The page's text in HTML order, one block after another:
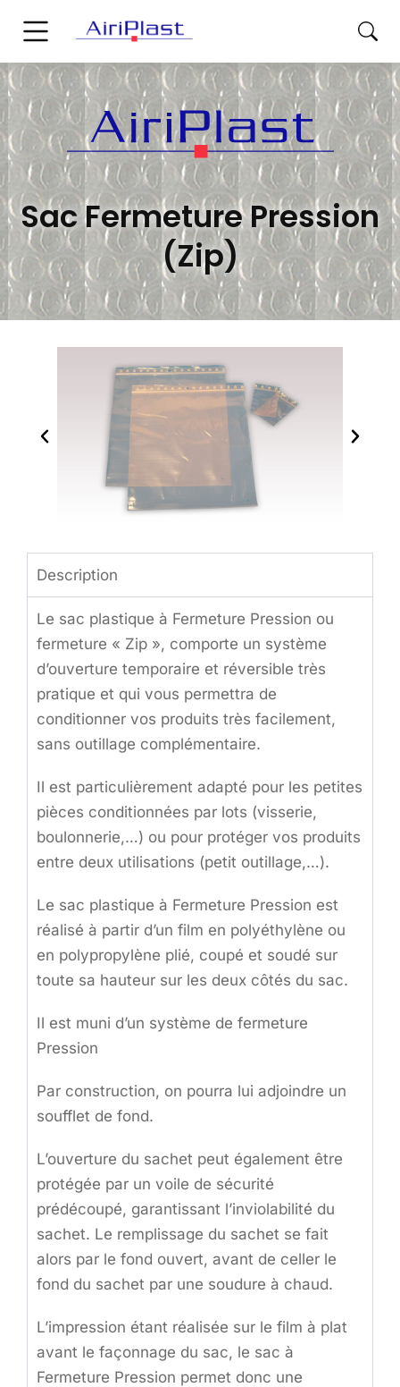
Sac Fermeture Pression
(Zip)
Description
Le sac plastique à Fermeture Pression ou
fermeture « Zip », comporte un système
d’ouverture temporaire et réversible très
pratique et qui vous permettra de
conditionner vos produits très facilement,
sans outillage complémentaire.
Il est particulièrement adapté pour les petites
pièces conditionnées par lots (visserie,
boulonnerie,…) ou pour protéger vos produits
entre deux utilisations (petit outillage,…).
Le sac plastique à Fermeture Pression est
réalisé à partir d’un film en polyéthylène ou
en polypropylène plié, coupé et soudé sur
toute sa hauteur sur les deux côtés du sac.
Il est muni d’un système de fermeture
Pression
Par construction, on pourra lui adjoindre un
soufflet de fond.
L’ouverture du sachet peut également être
protégée par un voile de sécurité
prédécoupé, garantissant l’inviolabilité du
sachet. Le remplissage du sachet se fait
alors par le fond ouvert, avant de celler le
fond du sachet par une soudure à chaud.
L’impression étant réalisée sur le film à plat
avant le façonnage du sac, le sac à
Fermeture Pression permet donc une